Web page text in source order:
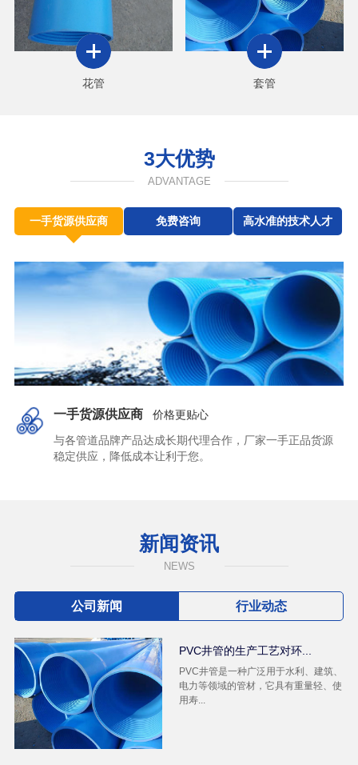
花管 套管
3大优势
ADVANTAGE
一手货源供应商 免费咨询 高水准的技术人才
一手货源供应商
价格更贴心
与各管道品牌产品达成长期代理合作，厂家一手正品货源
稳定供应，降低成本让利于您。
新闻资讯
NEWS
公司新闻 行业动态
PVC井管的生产工艺对环...
PVC井管是一种广泛用于水利、建筑、
电力等领域的管材，它具有重量轻、使
用寿...